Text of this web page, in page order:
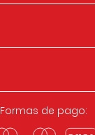
Formas de pago: